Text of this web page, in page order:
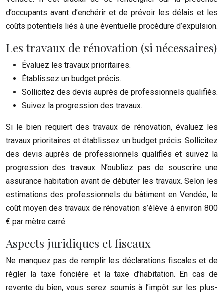
d’occupants avant d’enchérir et de prévoir les délais et les
coûts potentiels liés à une éventuelle procédure d’expulsion.
Les travaux de rénovation (si nécessaires)
Évaluez les travaux prioritaires.
Établissez un budget précis.
Sollicitez des devis auprès de professionnels qualifiés.
Suivez la progression des travaux.
Si le bien requiert des travaux de rénovation, évaluez les
travaux prioritaires et établissez un budget précis. Sollicitez
des devis auprès de professionnels qualifiés et suivez la
progression des travaux. N’oubliez pas de souscrire une
assurance habitation avant de débuter les travaux. Selon les
estimations des professionnels du bâtiment en Vendée, le
coût moyen des travaux de rénovation s’élève à environ 800
€ par mètre carré.
Aspects juridiques et fiscaux
Ne manquez pas de remplir les déclarations fiscales et de
régler la taxe foncière et la taxe d’habitation. En cas de
revente du bien, vous serez soumis à l’impôt sur les plus-